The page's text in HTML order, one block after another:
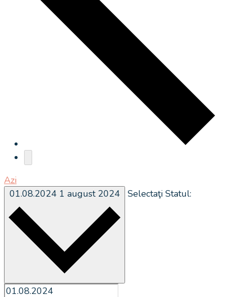
Azi
01.08.2024 1 august 2024 Selectaţi Statul: